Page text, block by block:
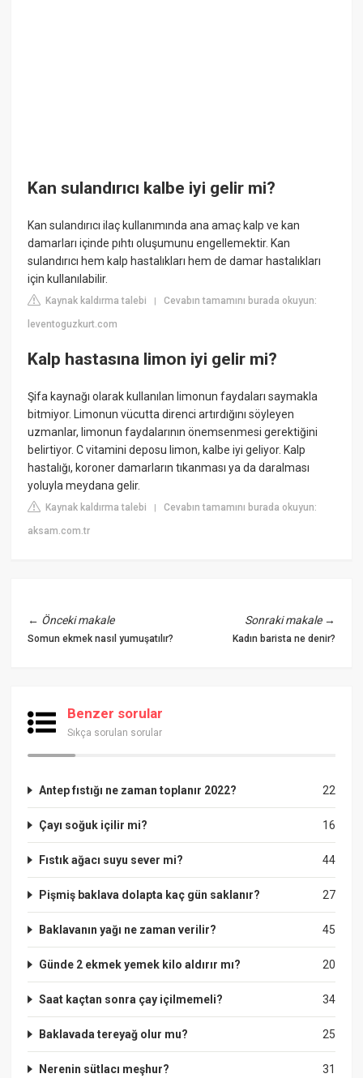
Kan sulandırıcı kalbe iyi gelir mi?
Kan sulandırıcı ilaç kullanımında ana amaç kalp ve kan
damarları içinde pıhtı oluşumunu engellemektir. Kan
sulandırıcı hem kalp hastalıkları hem de damar hastalıkları
için kullanılabilir.
Kaynak kaldırma talebi |Cevabın tamamını burada okuyun:
leventoguzkurt.com
Kalp hastasına limon iyi gelir mi?
Şifa kaynağı olarak kullanılan limonun faydaları saymakla
bitmiyor. Limonun vücutta direnci artırdığını söyleyen
uzmanlar, limonun faydalarının önemsenmesi gerektiğini
belirtiyor. C vitamini deposu limon, kalbe iyi geliyor. Kalp
hastalığı, koroner damarların tıkanması ya da daralması
yoluyla meydana gelir.
Kaynak kaldırma talebi |Cevabın tamamını burada okuyun:
aksam.com.tr
← Önceki makale
Somun ekmek nasıl yumuşatılır?
Sonraki makale→
Kadın barista ne denir?
Benzer sorular
Sıkça sorulan sorular
22
Antep fıstığı ne zaman toplanır 2022?
16
Çayı soğuk içilir mi?
44
Fıstık ağacı suyu sever mi?
27
Pişmiş baklava dolapta kaç gün saklanır?
45
Baklavanın yağı ne zaman verilir?
20
Günde 2 ekmek yemek kilo aldırır mı?
34
Saat kaçtan sonra çay içilmemeli?
25
Baklavada tereyağ olur mu?
31
Nerenin sütlacı meşhur?